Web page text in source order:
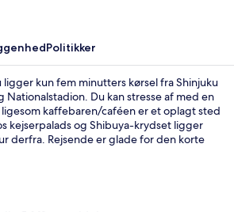
Politikker
ligger kun fem minutters kørsel fra Shinjuku
Nationalstadion. Du kan stresse af med en
kaffebaren/caféen er et oplagt sted
kejserpalads og Shibuya-krydset ligger
derfra. Rejsende er glade for den korte
Shinjuku-sanchome Subwaystation 7